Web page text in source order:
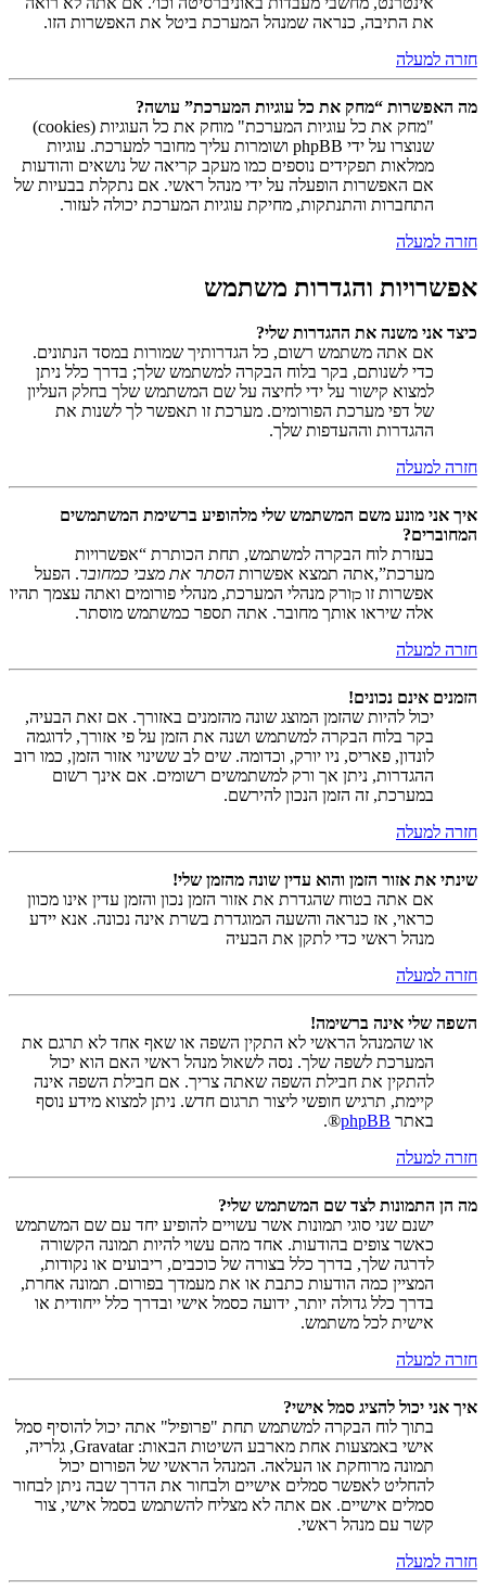
את התיבה, כנראה שמנהל המערכת ביטל את האפשרות הזו.
חזרה למעלה
מה האפשרות “מחק את כל עוגיות המערכת” עושה?
"מחק את כל עוגיות המערכת" מוחק את כל העוגיות (cookies)
שנוצרו על ידי phpBB ושומרות עליך מחובר למערכת. עוגיות
ממלאות תפקידים נוספים כמו מעקב קריאה של נושאים והודעות
אם האפשרות הופעלה על ידי מנהל ראשי. אם נתקלת בבעיות של
התחברות והתנתקות, מחיקת עוגיות המערכת יכולה לעזור.
חזרה למעלה
אפשרויות והגדרות משתמש
כיצד אני משנה את ההגדרות שלי?
אם אתה משתמש רשום, כל הגדרותיך שמורות במסד הנתונים.
כדי לשנותם, בקר בלוח הבקרה למשתמש שלך; בדרך כלל ניתן
למצוא קישור על ידי לחיצה על שם המשתמש שלך בחלק העליון
של דפי מערכת הפורומים. מערכת זו תאפשר לך לשנות את
ההגדרות וההעדפות שלך.
חזרה למעלה
איך אני מונע משם המשתמש שלי מלהופיע ברשימת המשתמשים
המחוברים?
בעזרת לוח הבקרה למשתמש, תחת הכותרת “אפשרויות
מערכת”,אתה תמצא אפשרות הסתר את מצבי כמחובר. הפעל
אפשרות זו כןורק מנהלי המערכת, מנהלי פורומים ואתה עצמך תהיו
אלה שיראו אותך מחובר. אתה תספר כמשתמש מוסתר.
חזרה למעלה
הזמנים אינם נכונים!
יכול להיות שהזמן המוצג שונה מהזמנים באזורך. אם זאת הבעיה,
בקר בלוח הבקרה למשתמש ושנה את הזמן על פי אזורך, לדוגמה
לונדון, פאריס, ניו יורק, וכדומה. שים לב ששינוי אזור הזמן, כמו רוב
ההגדרות, ניתן אך ורק למשתמשים רשומים. אם אינך רשום
במערכת, זה הזמן הנכון להירשם.
חזרה למעלה
שינתי את אזור הזמן והוא עדין שונה מהזמן שלי!
אם אתה בטוח שהגדרת את אזור הזמן נכון והזמן עדין אינו מכוון
כראוי, אז כנראה והשעה המוגדרת בשרת אינה נכונה. אנא יידע
מנהל ראשי כדי לתקן את הבעיה
חזרה למעלה
השפה שלי אינה ברשימה!
או שהמנהל הראשי לא התקין השפה או שאף אחד לא תרגם את
המערכת לשפה שלך. נסה לשאול מנהל ראשי האם הוא יכול
להתקין את חבילת השפה שאתה צריך. אם חבילת השפה אינה
קיימת, תרגיש חופשי ליצור תרגום חדש. ניתן למצוא מידע נוסף
באתר phpBB
®.
חזרה למעלה
מה הן התמונות לצד שם המשתמש שלי?
ישנם שני סוגי תמונות אשר עשויים להופיע יחד עם שם המשתמש
כאשר צופים בהודעות. אחד מהם עשוי להיות תמונה הקשורה
לדרגה שלך, בדרך כלל בצורה של כוכבים, ריבועים או נקודות,
המציין כמה הודעות כתבת או את מעמדך בפורום. תמונה אחרת,
בדרך כלל גדולה יותר, ידועה כסמל אישי ובדרך כלל ייחודית או
אישית לכל משתמש.
חזרה למעלה
איך אני יכול להציג סמל אישי?
בתוך לוח הבקרה למשתמש תחת "פרופיל" אתה יכול להוסיף סמל
אישי באמצעות אחת מארבע השיטות הבאות: Gravatar, גלריה,
תמונה מרוחקת או העלאה. המנהל הראשי של הפורום יכול
להחליט לאפשר סמלים אישיים ולבחור את הדרך שבה ניתן לבחור
סמלים אישיים. אם אתה לא מצליח להשתמש בסמל אישי, צור
קשר עם מנהל ראשי.
חזרה למעלה